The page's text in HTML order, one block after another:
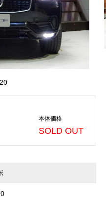
20
本体価格
SOLD OUT